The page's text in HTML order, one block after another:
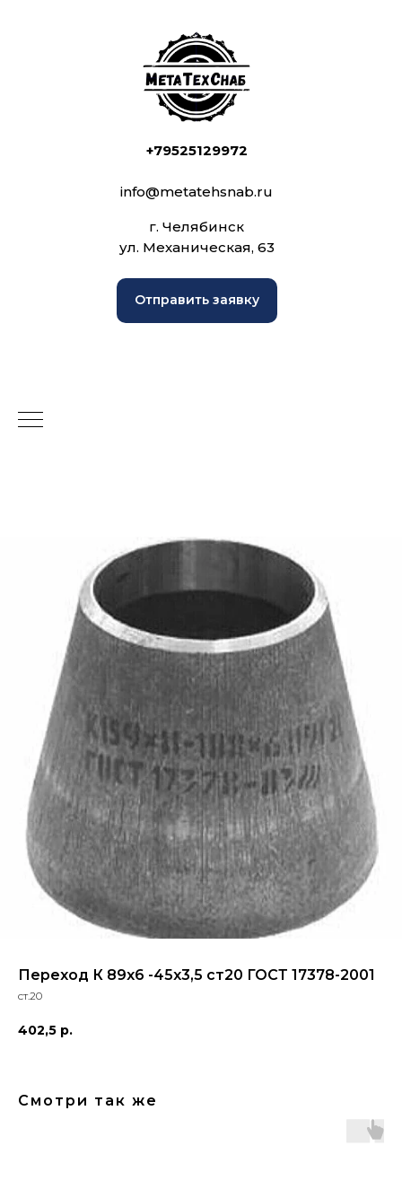
+79525129972
info@metatehsnab.ru
г. Челябинск
ул. Механическая, 63
Отправить заявку
Переход К 89х6 -45х3,5 ст20 ГОСТ 17378-2001
ст.20
402,5 р.
Смотри так же